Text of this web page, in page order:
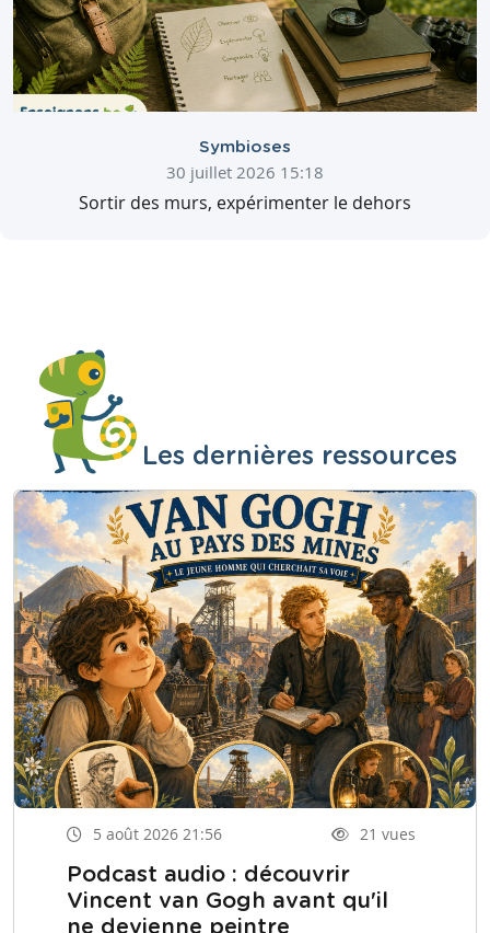
Symbioses
30 juillet 2026 15:18
Sortir des murs, expérimenter le dehors
Les dernières ressources
5 août 2026 21:56 21 vues
Podcast audio : découvrir
Vincent van Gogh avant qu'il
ne devienne peintre